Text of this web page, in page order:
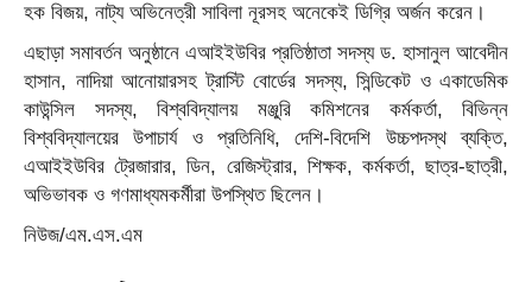
হক বিজয়, নাট্য অভিনেত্রী সাবিলা নূরসহ অনেকেই ডিগ্রি অর্জন করেন।
এছাড়া সমাবর্তন অনুষ্ঠানে এআইইউবির প্রতিষ্ঠাতা সদস্য ড. হাসানুল আবেদীন
হাসান, নাদিয়া আনোয়ারসহ ট্রাস্টি বোর্ডের সদস্য, সিন্ডিকেট ও একাডেমিক
কাউন্সিল সদস্য, বিশ্ববিদ্যালয় মঞ্জুরি কমিশনের কর্মকর্তা, বিভিন্ন
বিশ্ববিদ্যালয়ের উপাচার্য ও প্রতিনিধি, দেশি-বিদেশি উচ্চপদস্থ ব্যক্তি,
এআইইউবির ট্রেজারার, ডিন, রেজিস্ট্রার, শিক্ষক, কর্মকর্তা, ছাত্র-ছাত্রী,
অভিভাবক ও গণমাধ্যমকর্মীরা উপস্থিত ছিলেন।
নিউজ/এম.এস.এম